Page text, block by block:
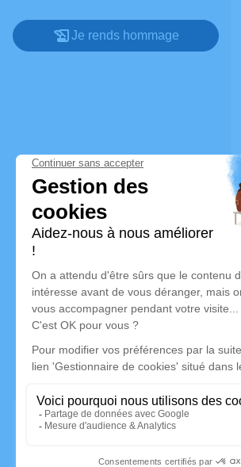
Je rends hommage